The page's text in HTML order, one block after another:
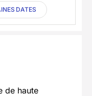
DATES
de haute